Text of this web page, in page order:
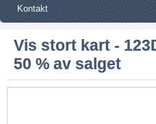
Kontakt
Vis stort kart -
50 % av salget